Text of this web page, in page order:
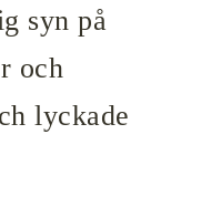
syn på
och
lyckade